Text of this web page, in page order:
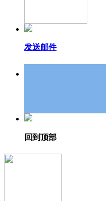
发送邮件
回到顶部